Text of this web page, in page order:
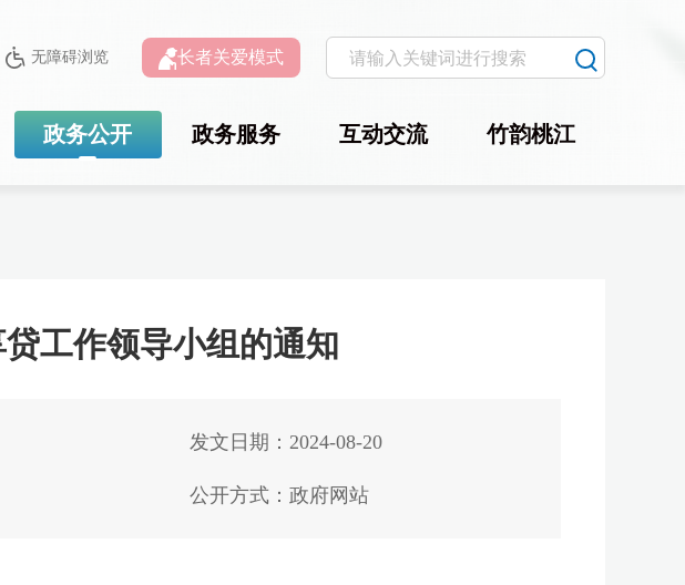
无障碍浏览 长者关爱模式
政务公开 政务服务 互动交流 竹韵桃江
工作领导小组的通知
发文日期：2024-08-20
公开方式：政府网站